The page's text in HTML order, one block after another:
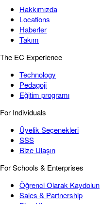
Hakkımızda
Locations
Haberler
Takım
The EC Experience
Technology
Pedagoji
Eğitim programı
For Individuals
Üyelik Seçenekleri
SSS
Bize Ulaşın
For Schools & Enterprises
Öğrenci Olarak Kaydolun
Sales & Partnership